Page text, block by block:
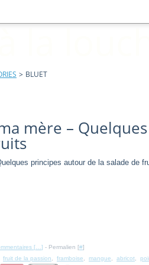
> BLUET
mère –
[ ] - Permalien [#]
fruit de la passion framboise mangue abricot